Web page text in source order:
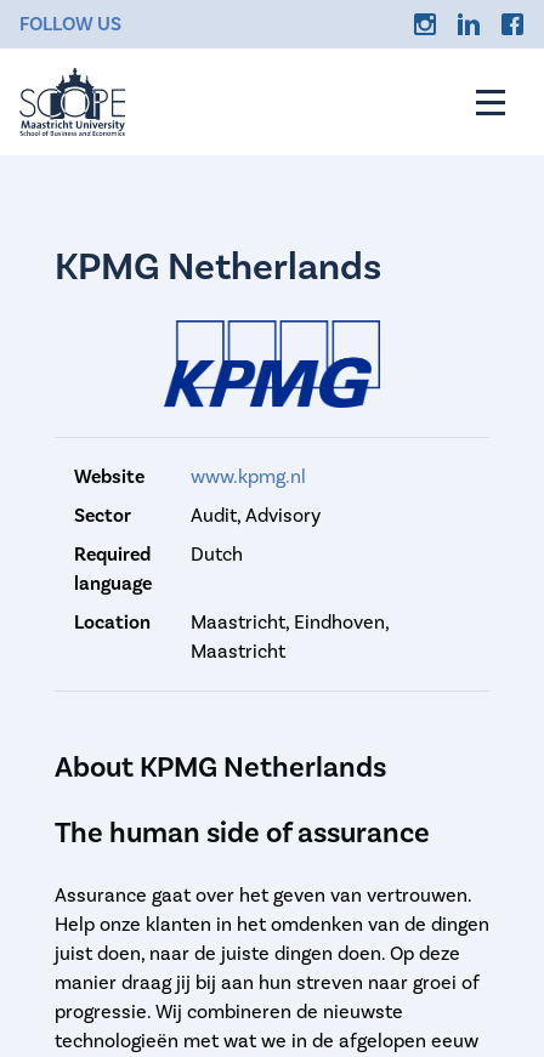
FOLLOW US
KPMG Netherlands
Website
www.kpmg.nl
Sector
Audit, Advisory
Required
language
Dutch
Location
Maastricht, Eindhoven,
Maastricht
About KPMG Netherlands
The human side of assurance
Assurance gaat over het geven van vertrouwen.
Help onze klanten in het omdenken van de dingen
juist doen, naar de juiste dingen doen. Op deze
manier draag jij bij aan hun streven naar groei of
progressie. Wij combineren de nieuwste
technologieën met wat we in de afgelopen eeuw